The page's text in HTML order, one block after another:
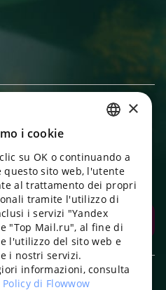
comoda chat con
l'app
ENGLISH
UKRAINIAN
PORTUGUESE
SPANISH
×
i cookie
su OK o continuando a
questo sito web, l'utente
al trattamento dei propri
tramite l'utilizzo di
i servizi "Yandex
"Top Mail.ru", al fine di
l'utilizzo del sito web e
i nostri servizi.
informazioni, consulta
Policy di Flowwow